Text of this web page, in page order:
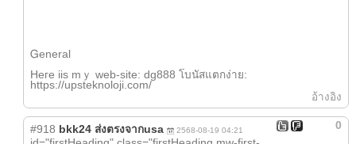
Ꮐeneral
Heгe iis mｙ web-site: dg888 โบนัสแตกง่าย:
https://upsteknoloji.com/
อ้างอิง
0
#918 bkk24 ส่งตรงจากusa 2568-08-19 04:21